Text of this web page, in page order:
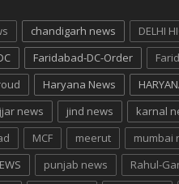
chandigarh news DELHI
Faridabad-DC-Order
Haryana News
news jind news karnal
MCF meerut mumbai
punjab news Rahul-